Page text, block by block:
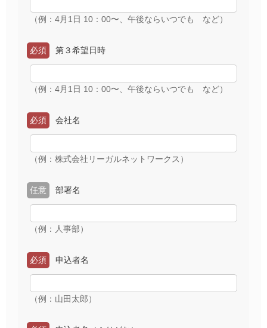
（例：4月1日 10：00〜、午後ならいつでも など）
第３希望日時
必須
（例：4月1日 10：00〜、午後ならいつでも など）
会社名
必須
（例：株式会社リーガルネットワークス）
部署名
任意
（例：人事部）
申込者名
必須
（例：山田太郎）